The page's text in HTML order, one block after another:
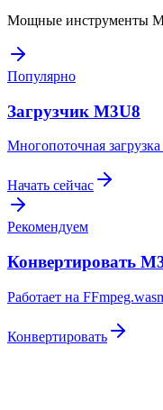
Мощные инструменты
Популярно
Загрузчик M3U8
Многопоточная
Начать сейчас
Рекомендуем
Конвертировать
Работает на
Конвертировать